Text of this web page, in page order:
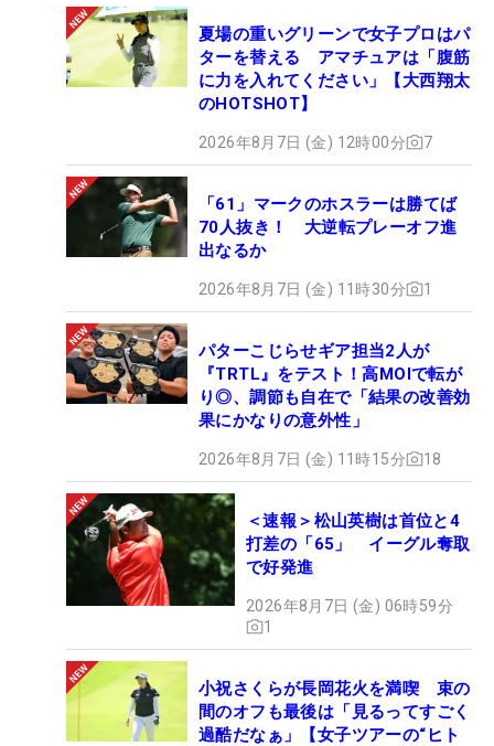
夏場の重いグリーンで女子プロはパ
ターを替える アマチュアは「腹筋
に力を入れてください」【大西翔太
のHOTSHOT】
2026年8月7日 (金) 12時00分 7
「61」マークのホスラーは勝てば
70人抜き！ 大逆転プレーオフ進
出なるか
2026年8月7日 (金) 11時30分 1
パターこじらせギア担当2人が
『TRTL』をテスト！高MOIで転が
り◎、調節も自在で「結果の改善効
果にかなりの意外性」
2026年8月7日 (金) 11時15分 18
＜速報＞松山英樹は首位と4
打差の「65」 イーグル奪取
で好発進
2026年8月7日 (金) 06時59分
1
小祝さくらが長岡花火を満喫 束の
間のオフも最後は「見るってすごく
過酷だなぁ」【女子ツアーの“ヒト